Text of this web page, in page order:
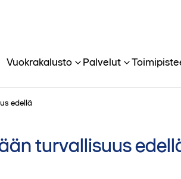
Vuokrakalusto Palvelut
edellä
turvallisuus